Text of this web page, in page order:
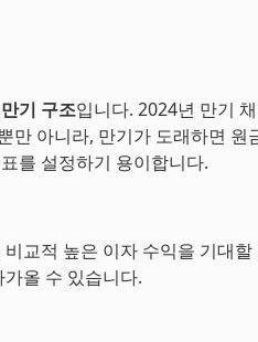
기 구조입니다. 2024년 만기
만 아니라, 만기가 도래하면 원
를 설정하기 용이합니다.
교적 높은 이자 수익을 기대
올 수 있습니다.